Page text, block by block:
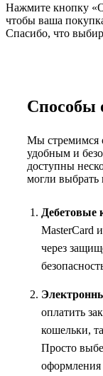
Нажмите кнопку
чтобы ваша
Спасибо, что
Способы
Мы стремимся
удобным и
доступны
могли выбрать
Дебетовые
MasterCard
через
оплатить
кошельки,
Просто
оформления